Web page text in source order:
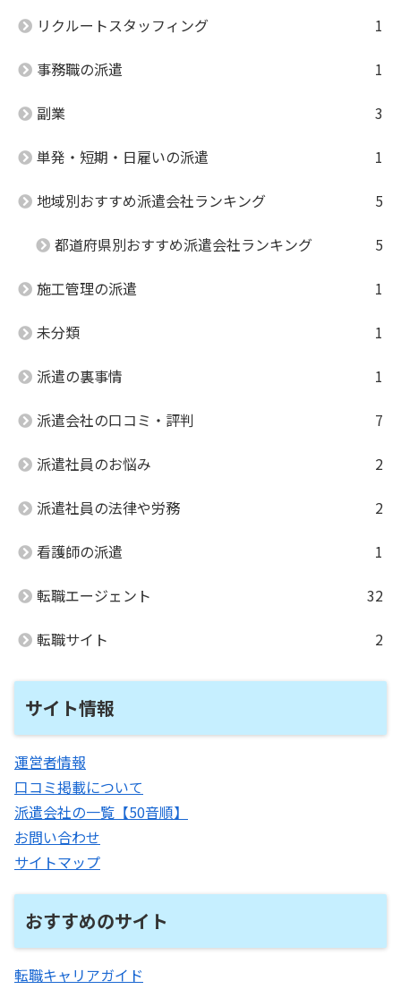
リクルートスタッフィング 1
事務職の派遣 1
副業 3
単発・短期・日雇いの派遣 1
地域別おすすめ派遣会社ランキング 5
都道府県別おすすめ派遣会社ランキング 5
施工管理の派遣 1
未分類 1
派遣の裏事情 1
派遣会社の口コミ・評判 7
派遣社員のお悩み 2
派遣社員の法律や労務 2
看護師の派遣 1
転職エージェント 32
転職サイト 2
サイト情報
運営者情報
口コミ掲載について
派遣会社の一覧【50音順】
お問い合わせ
サイトマップ
おすすめのサイト
転職キャリアガイド